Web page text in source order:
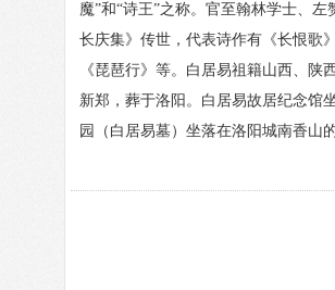
魔”和“诗王”之称。官至翰林学士、左
长庆集》传世，代表诗作有《长恨歌
《琵琶行》等。白居易祖籍山西、陕
新郑，葬于洛阳。白居易故居纪念馆
园（白居易墓）坐落在洛阳城南香山